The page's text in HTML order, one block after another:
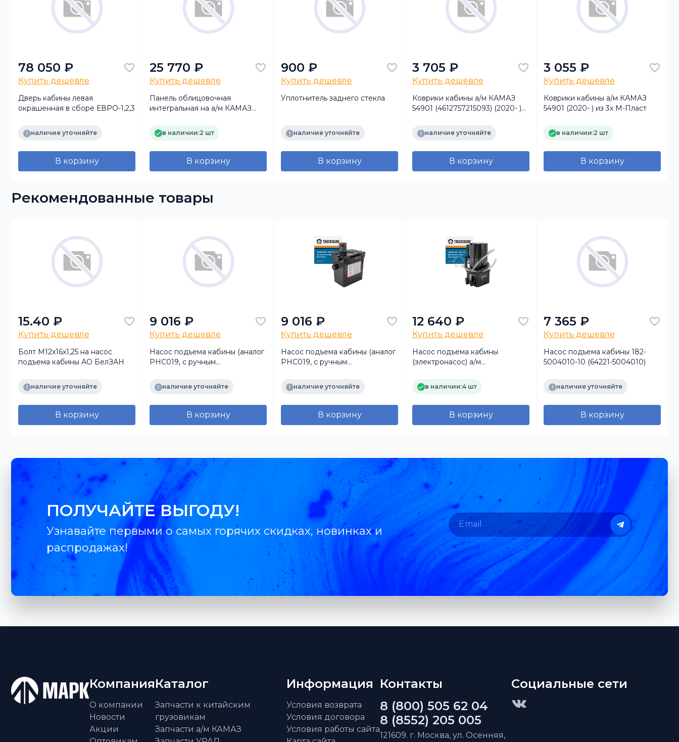
78 050 ₽
Купить дешевле
Дверь кабины левая
окрашенная в сборе ЕВРО-1,2,3
наличие уточняйте
В корзину
25 770 ₽
Купить дешевле
Панель облицовочная
интегральная на а/м КАМАЗ
(ЗАВОД)
в наличии:2 шт
В корзину
900 ₽
Купить дешевле
Уплотнитель заднего стекла
наличие уточняйте
В корзину
3 705 ₽
Купить дешевле
Коврики кабины а/м КАМАЗ
54901 (4612757215093) (2020- )
наличие уточняйте
В корзину
3 055 ₽
Купить дешевле
Коврики кабины а/м КАМАЗ
54901 (2020- ) из 3х М-Пласт
в наличии:2 шт
В корзину
Рекомендованные товары
15.40 ₽
Купить дешевле
Болт М12х16х1,25 на насос
подъема кабины АО БелЗАН
наличие уточняйте
В корзину
9 016 ₽
Купить дешевле
Насос подъема кабины (аналог
PHC019, с ручным
КАМАЗ-54901 (TRUCKMARK)
наличие уточняйте
В корзину
9 016 ₽
Купить дешевле
Насос подъема кабины (аналог
PHC019, с ручным
КАМАЗ-54901 (TRUCKMARK)
наличие уточняйте
В корзину
12 640 ₽
Купить дешевле
Насос подъема кабины
(электронасос) а/м
в наличии:4 шт
В корзину
7 365 ₽
Купить дешевле
Насос подъема кабины 182-
5004010-10 (64221-5004010)
наличие уточняйте
В корзину
ПОЛУЧАЙТЕ ВЫГОДУ!
Узнавайте первыми о самых горячих скидках, новинках и
распродажах!
Компания
О компании
Новости
Акции
Каталог
Запчасти к китайским
грузовикам
Запчасти а/м КАМАЗ
Информация
Условия возврата
Условия договора
Условия работы сайта
Контакты
8 (800) 505 62 04
8 (8552) 205 005
121609. г. Москва, ул. Осенняя,
Социальные сети